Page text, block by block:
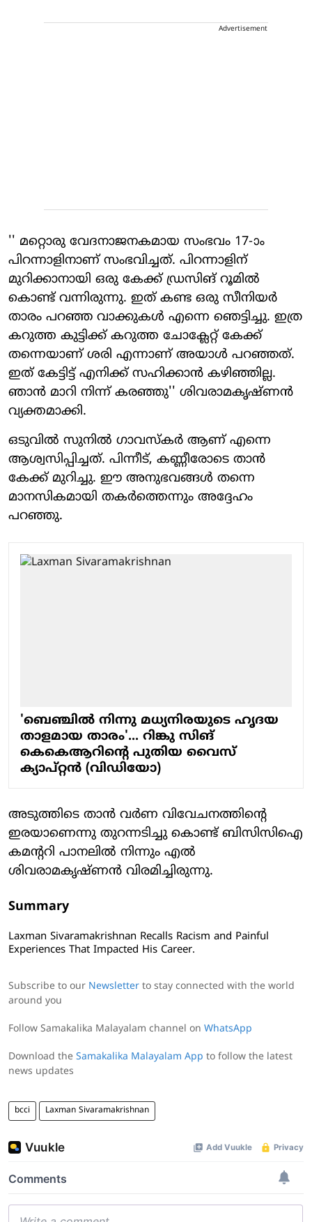
Advertisement
'' മറ്റൊരു വേദനാജനകമായ സംഭവം 17-ാം
പിറന്നാളിനാണ് സംഭവിച്ചത്. പിറന്നാളിന്
മുറിക്കാനായി ഒരു കേക്ക് ഡ്രസിങ് റൂമിൽ
കൊണ്ട് വന്നിരുന്നു. ഇത് കണ്ട ഒരു സീനിയർ
താരം പറഞ്ഞ വാക്കുകൾ എന്നെ ഞെട്ടിച്ചു. ഇത്ര
കറുത്ത കുട്ടിക്ക് കറുത്ത ചോക്ലേറ്റ് കേക്ക്
തന്നെയാണ് ശരി എന്നാണ് അയാൾ പറഞ്ഞത്.
ഇത് കേട്ടിട്ട് എനിക്ക് സഹിക്കാൻ കഴിഞ്ഞില്ല.
ഞാൻ മാറി നിന്ന് കരഞ്ഞു'' ശിവരാമകൃഷ്ണൻ
വ്യക്തമാക്കി.
ഒടുവിൽ സുനിൽ ഗാവസ്‌കർ ആണ് എന്നെ
ആശ്വസിപ്പിച്ചത്. പിന്നീട്, കണ്ണീരോടെ താൻ
കേക്ക് മുറിച്ചു. ഈ അനുഭവങ്ങൾ തന്നെ
മാനസികമായി തകർത്തെന്നും അദ്ദേഹം
പറഞ്ഞു.
'ബെഞ്ചില്‍ നിന്നു മധ്യനിരയുടെ ഹൃദയ
താളമായ താരം'... റിങ്കു സിങ്
കെകെആറിന്റെ പുതിയ വൈസ്
ക്യാപ്റ്റന്‍ (വിഡിയോ)
അടുത്തിടെ താൻ വർണ വിവേചനത്തിന്റെ
ഇരയാണെന്നു തുറന്നടിച്ചു കൊണ്ട് ബിസിസിഐ
കമന്ററി പാനലിൽ നിന്നും എൽ
ശിവരാമകൃഷ്ണൻ വിരമിച്ചിരുന്നു.
Summary
Laxman Sivaramakrishnan Recalls Racism and Painful
Experiences That Impacted His Career.
Subscribe to our Newsletter to stay connected with the world
around you
Follow Samakalika Malayalam channel on WhatsApp
Download the Samakalika Malayalam App to follow the latest
news updates
bcci Laxman Sivaramakrishnan